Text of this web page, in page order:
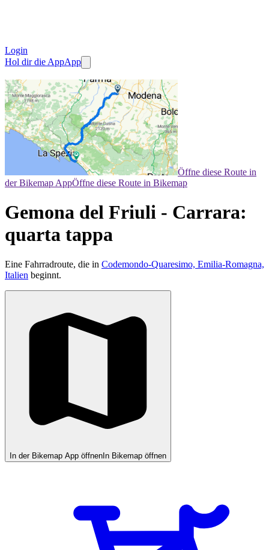
Login
Hol dir die AppApp
Öffne diese Route in
der Bikemap AppÖffne diese Route in Bikemap
Gemona del Friuli - Carrara:
quarta tappa
Eine Fahrradroute, die in Codemondo-Quaresimo, Emilia-Romagna,
Italien beginnt.
In der Bikemap App öffnen In Bikemap öffnen